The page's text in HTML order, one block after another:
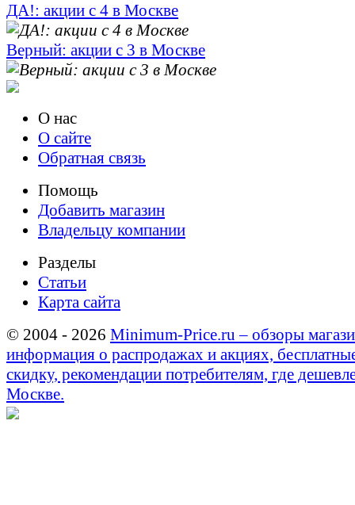
ДА!: акции с 4 в Москве
Верный: акции с 3 в Москве
О нас
О сайте
Обратная связь
Помощь
Добавить магазин
Владельцу компании
Разделы
Статьи
Карта сайта
© 2004 - 2026 Minimum-Price.ru – обзоры
информация о распродажах и акциях,
скидку, рекомендации потребителям, где
Москве.